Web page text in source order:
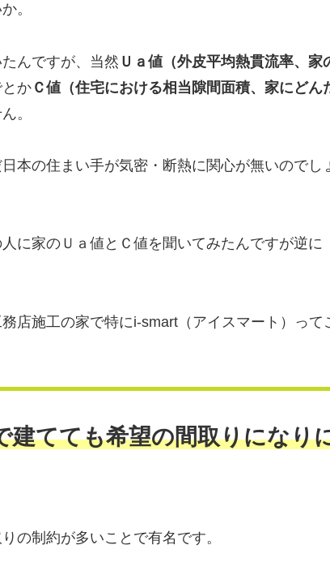
。
んですが、当然 Ｕａ値（外皮平均熱貫流率、家
かＣ値（住宅における相当隙間面積、家にどん
。
本の住まい手が気密・断熱に関心が無いのでし
に家のＵａ値とＣ値を聞いてみたんですが逆に
店施工の家で特にi-smart（アイスマート）って
建てても希望の間取りになり
の制約が多いことで有名です。